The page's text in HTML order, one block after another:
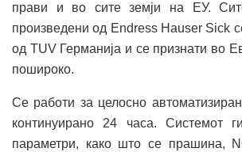
прави и во сите земји на ЕУ.
произведени од Endress Hauser Sick
од TUV Германија и се признати во
пошироко.
Се работи за целосно
континуирано 24 часа. Системот
параметри, како што се прашина,